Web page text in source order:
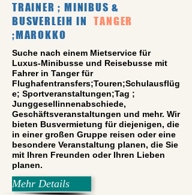
TRAINER ; MINIBUS &
BUSVERLEIH IN
TANGER
;MAROKKO
Suche nach einem Mietservice für
Luxus-Minibusse und Reisebusse mit
Fahrer in Tanger für
Flughafentransfers;Touren;Schulausflüg
e; Sportveranstaltungen;Tag ;
Junggesellinnenabschiede,
Geschäftsveranstaltungen und mehr. Wir
bieten Busvermietung für diejenigen, die
in einer großen Gruppe reisen oder eine
besondere Veranstaltung planen, die Sie
mit Ihren Freunden oder Ihren Lieben
planen.
Mehr Details